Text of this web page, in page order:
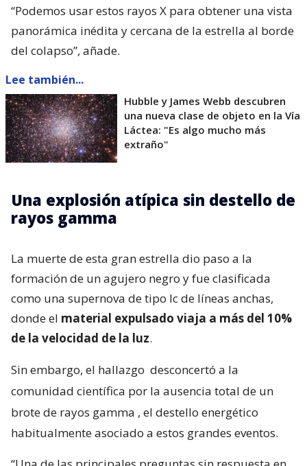
“Podemos usar estos rayos X para obtener una vista
panorámica inédita y cercana de la estrella al borde
del colapso”, añade.
Lee también...
Hubble y James Webb descubren
una nueva clase de objeto en la Vía
Láctea: "Es algo mucho más
extraño"
Una explosión atípica sin destello de
rayos gamma
La muerte de esta gran estrella dio paso a la
formación de un agujero negro y fue clasificada
como una supernova de tipo Ic de líneas anchas,
donde el material expulsado viaja a más del 10%
de la velocidad de la luz.
Sin embargo, el hallazgo desconcertó a la
comunidad científica por la ausencia total de un
brote de rayos gamma , el destello energético
habitualmente asociado a estos grandes eventos.